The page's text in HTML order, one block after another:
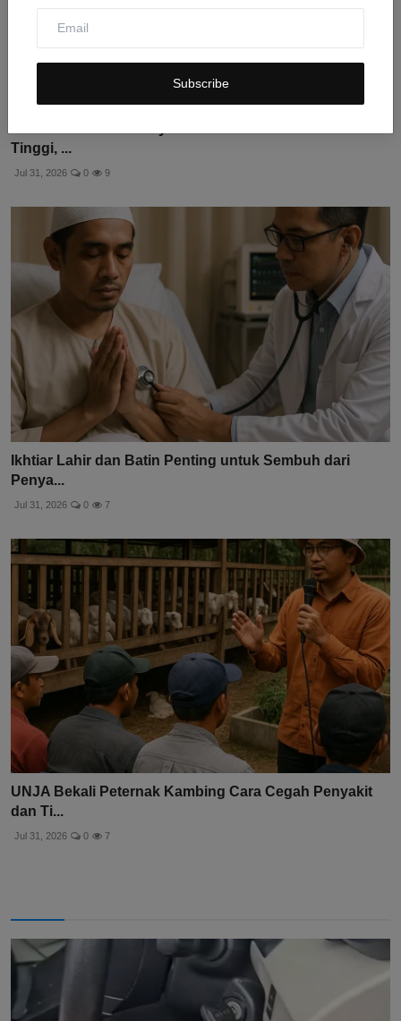
Subscribe
Tinggi, ...
Jul 31, 2026 0 9
Ikhtiar Lahir dan Batin Penting untuk Sembuh dari
Penya...
Jul 31, 2026 0 7
UNJA Bekali Peternak Kambing Cara Cegah Penyakit
dan Ti...
Jul 31, 2026 0 7